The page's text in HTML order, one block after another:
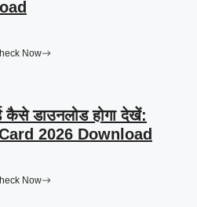
Now
कैसे डाउनलोड होगा देखें:
2026 Download
Now